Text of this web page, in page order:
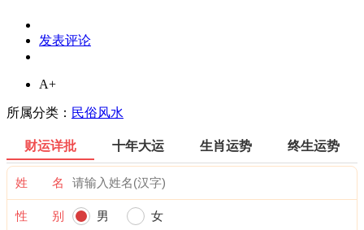
发表评论
A+
所属分类： 民俗风水
财运详批 十年大运 生肖运势 终生运势
姓 名
性 别 男 女